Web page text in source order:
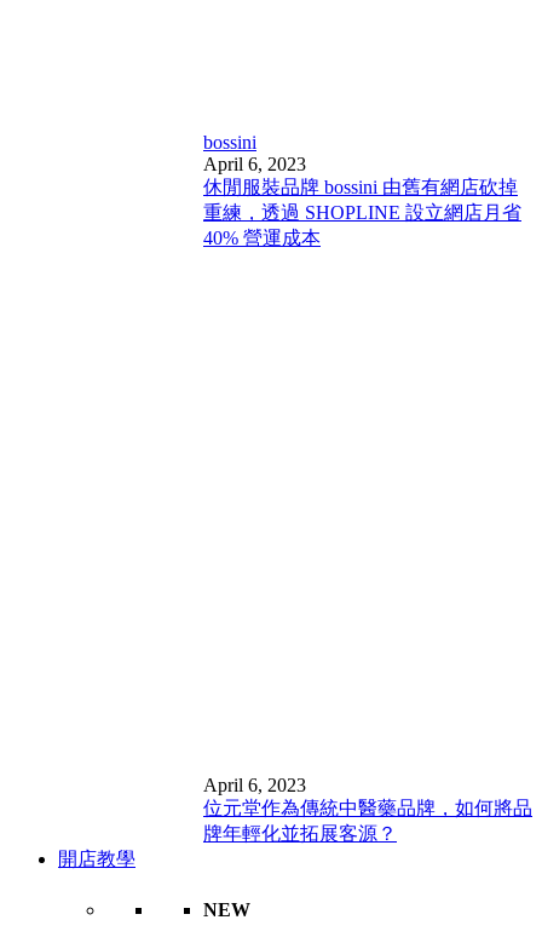
bossini
April 6, 2023
休閒服裝品牌 bossini 由舊有網店砍掉
重練，透過 SHOPLINE 設立網店月省
40% 營運成本
April 6, 2023
位元堂作為傳統中醫藥品牌，如何將品
牌年輕化並拓展客源？
開店教學
NEW